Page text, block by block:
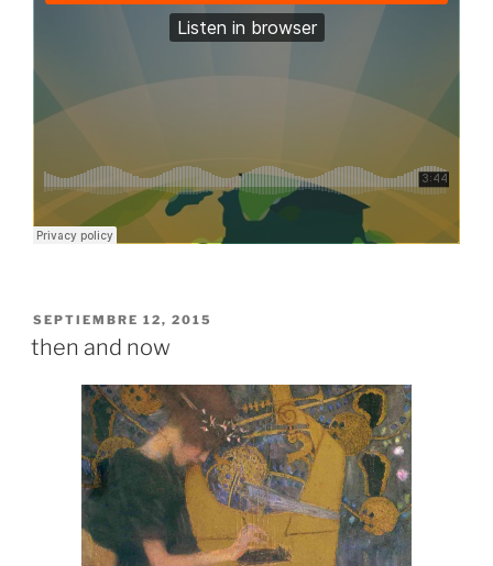
PUBLICADO
EL
SEPTIEMBRE 12, 2015
then and now